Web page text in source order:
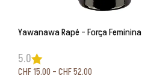
Yawanawa Rapé – Força Feminina
5.0
CHF15.00 –CHF52.00